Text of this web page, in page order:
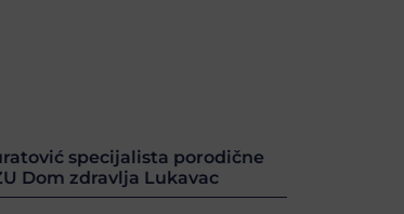
specijalista porodične
Dom zdravlja Lukavac